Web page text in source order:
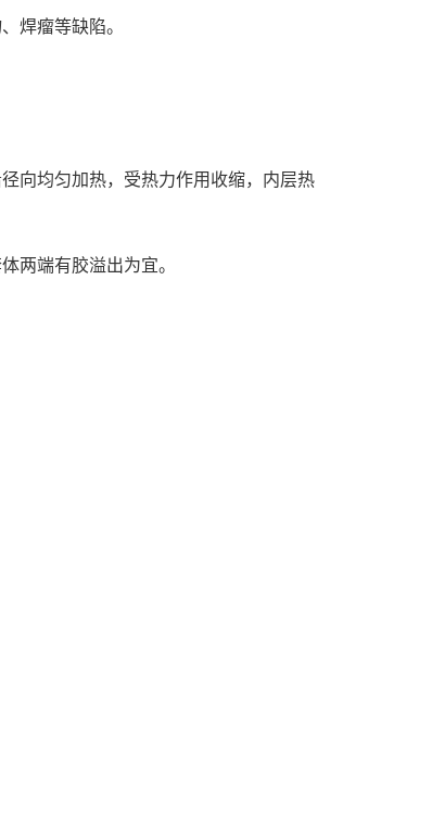
焊瘤等缺陷。
向均匀加热，受热力作用收缩，内层热
两端有胶溢出为宜。